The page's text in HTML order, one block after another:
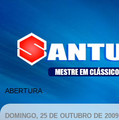
DOMINGO, 25 DE OUTUBRO DE 2009